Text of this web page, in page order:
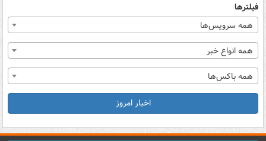
فیلترها
همه سرویس‌ها
همه انواع خبر
همه باکس‌ها
اخبار امروز